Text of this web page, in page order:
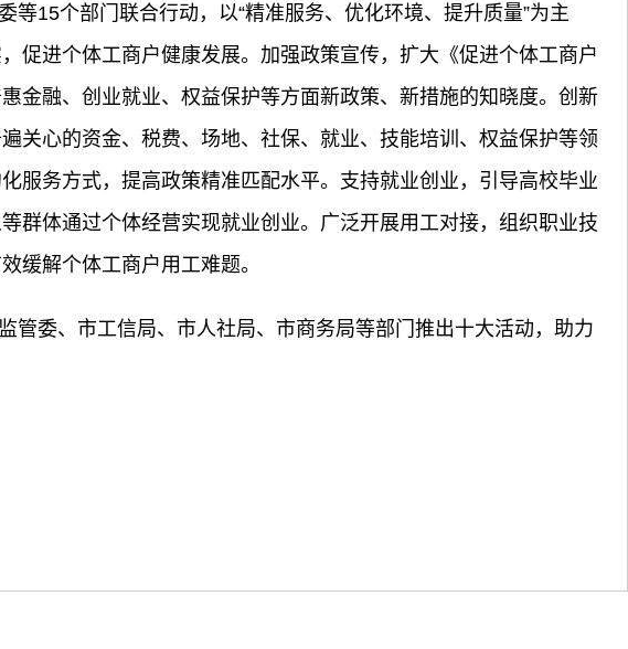
等15个部门联合行动，以“精准服务、优化环境、提升质量”为主
促进个体工商户健康发展。加强政策宣传，扩大《促进个体工商户
金融、创业就业、权益保护等方面新政策、新措施的知晓度。创新
关心的资金、税费、场地、社保、就业、技能培训、权益保护等领
服务方式，提高政策精准匹配水平。支持就业创业，引导高校毕业
群体通过个体经营实现就业创业。广泛开展用工对接，组织职业技
缓解个体工商户用工难题。
管委、市工信局、市人社局、市商务局等部门推出十大活动，助力